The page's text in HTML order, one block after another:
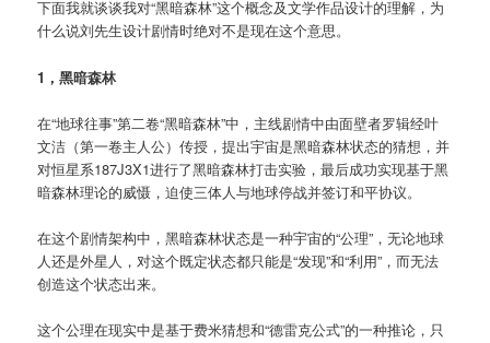
下面我就谈谈我对“黑暗森林”这个概念及文学作品设计的理解，为
什么说刘先生设计剧情时绝对不是现在这个意思。
1，黑暗森林
在“地球往事”第二卷“黑暗森林”中，主线剧情中由面壁者罗辑经叶
文洁（第一卷主人公）传授，提出宇宙是黑暗森林状态的猜想，并
对恒星系187J3X1进行了黑暗森林打击实验，最后成功实现基于黑
暗森林理论的威慑，迫使三体人与地球停战并签订和平协议。
在这个剧情架构中，黑暗森林状态是一种宇宙的“公理”，无论地球
人还是外星人，对这个既定状态都只能是“发现”和“利用”，而无法
创造这个状态出来。
这个公理在现实中是基于费米猜想和“德雷克公式”的一种推论，只